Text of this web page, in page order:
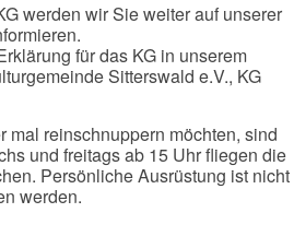
werden wir Sie weiter auf unserer
für das KG in unserem
Sitterswald e.V., KG
mal reinschnuppern möchten, sind
und freitags ab 15 Uhr fliegen die
Persönliche Ausrüstung ist nicht
werden.